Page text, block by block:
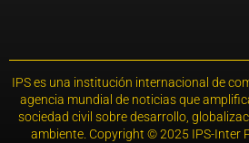
IPS es una institución internacional de
agencia mundial de noticias que
sociedad civil sobre desarrollo,
ambiente. Copyright © 2025 IPS-Inter